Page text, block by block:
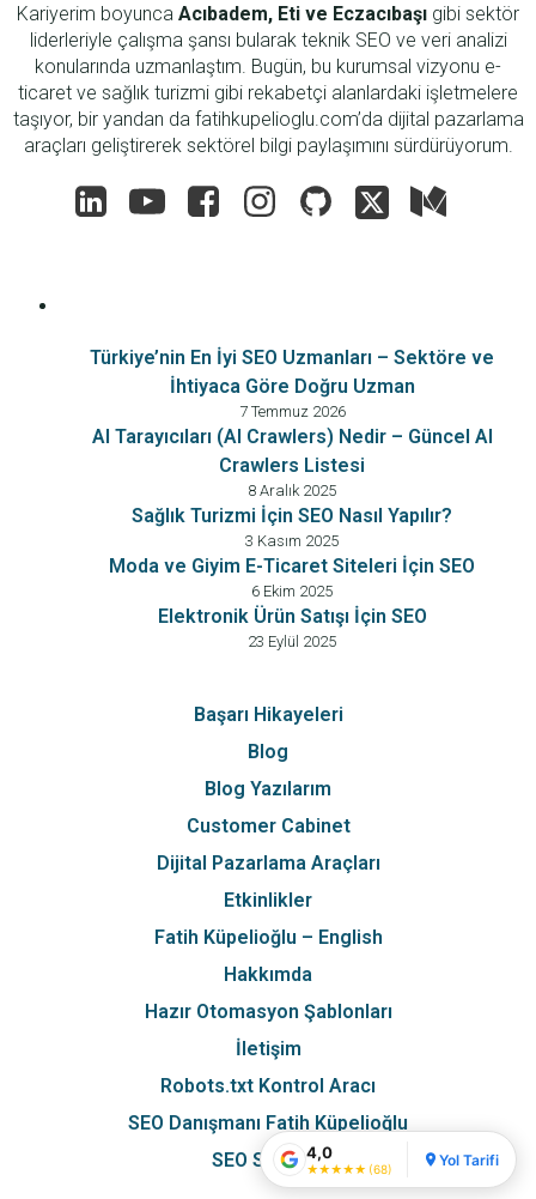
Kariyerim boyunca Acıbadem, Eti ve Eczacıbaşı gibi sektör
liderleriyle çalışma şansı bularak teknik SEO ve veri analizi
konularında uzmanlaştım. Bugün, bu kurumsal vizyonu e-
ticaret ve sağlık turizmi gibi rekabetçi alanlardaki işletmelere
taşıyor, bir yandan da fatihkupelioglu.com’da dijital pazarlama
araçları geliştirerek sektörel bilgi paylaşımını sürdürüyorum.
Türkiye’nin En İyi SEO Uzmanları – Sektöre ve
İhtiyaca Göre Doğru Uzman
7 Temmuz 2026
AI Tarayıcıları (AI Crawlers) Nedir – Güncel AI
Crawlers Listesi
8 Aralık 2025
Sağlık Turizmi İçin SEO Nasıl Yapılır?
3 Kasım 2025
Moda ve Giyim E-Ticaret Siteleri İçin SEO
6 Ekim 2025
Elektronik Ürün Satışı İçin SEO
23 Eylül 2025
Başarı Hikayeleri
Blog
Blog Yazılarım
Customer Cabinet
Dijital Pazarlama Araçları
Etkinlikler
Fatih Küpelioğlu – English
Hakkımda
Hazır Otomasyon Şablonları
İletişim
Robots.txt Kontrol Aracı
SEO Danışmanı Fatih Küpelioğlu
SEO Sözlüğü
68 Google yorumu
4,0
★★★★★ (68) Yol Tarifi